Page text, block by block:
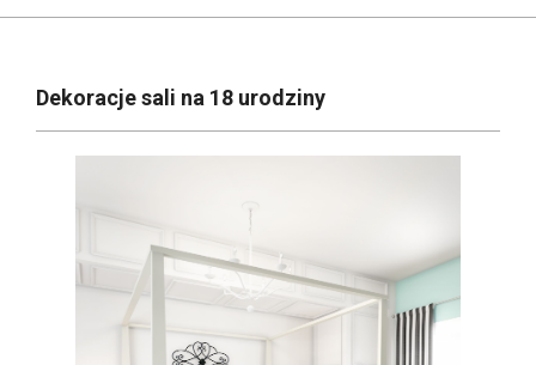
REMOBUDOWA.PL
NavigationDekoracje sali na 18 urodziny